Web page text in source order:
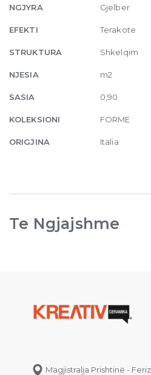
x
20
quantity
NGJYRA Gjelber
EFEKTI Terakote
STRUKTURA Shkelqim
NJESIA m2
SASIA 0,90
KOLEKSIONI FORME
ORIGJINA Italia
Te Ngjajshme
Magjistralja Prishtinë -